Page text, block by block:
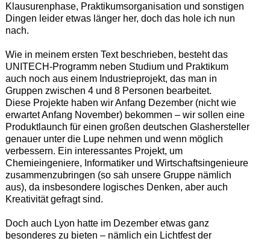
Klausurenphase, Praktikumsorganisation und sonstigen
Dingen leider etwas länger her, doch das hole ich nun
nach.
Wie in meinem ersten Text beschrieben, besteht das
UNITECH-Programm neben Studium und Praktikum
auch noch aus einem Industrieprojekt, das man in
Gruppen zwischen 4 und 8 Personen bearbeitet.
Diese Projekte haben wir Anfang Dezember (nicht wie
erwartet Anfang November) bekommen – wir sollen eine
Produktlaunch für einen großen deutschen Glashersteller
genauer unter die Lupe nehmen und wenn möglich
verbessern. Ein interessantes Projekt, um
Chemieingeniere, Informatiker und Wirtschaftsingenieure
zusammenzubringen (so sah unsere Gruppe nämlich
aus), da insbesondere logisches Denken, aber auch
Kreativität gefragt sind.
Doch auch Lyon hatte im Dezember etwas ganz
besonderes zu bieten – nämlich ein Lichtfest der